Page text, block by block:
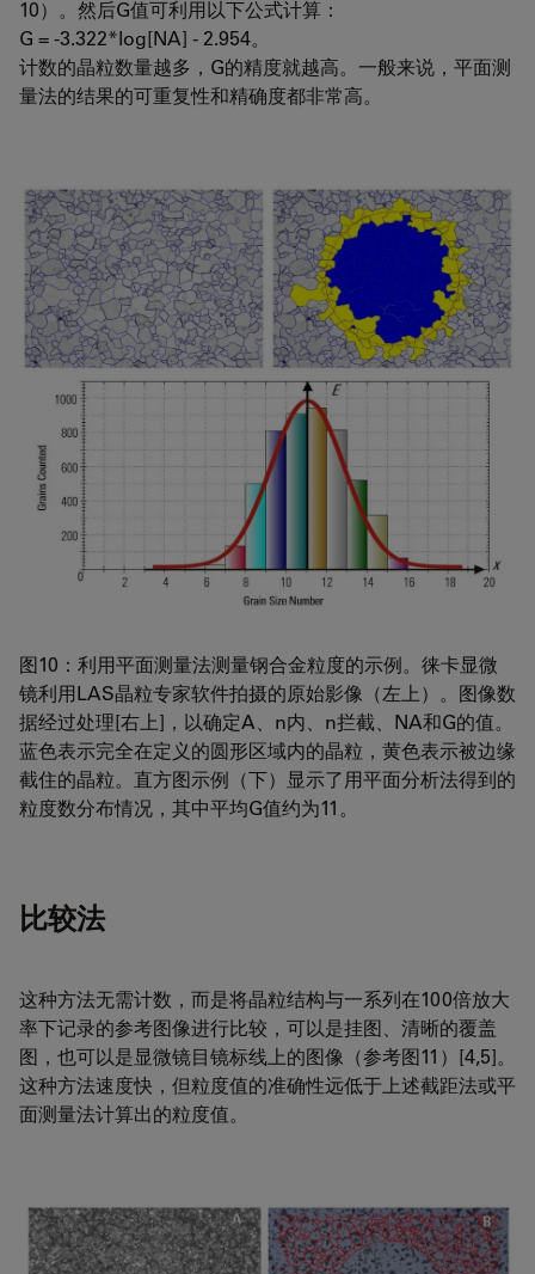
10）。然后G值可利用以下公式计算：
G = -3.322*log[NA] - 2.954。
计数的晶粒数量越多，G的精度就越高。一般来说，平面测
量法的结果的可重复性和精确度都非常高。
图10：利用平面测量法测量钢合金粒度的示例。徕卡显微
镜利用LAS晶粒专家软件拍摄的原始影像（左上）。图像数
据经过处理[右上]，以确定A、n内、n拦截、NA和G的值。
蓝色表示完全在定义的圆形区域内的晶粒，黄色表示被边缘
截住的晶粒。直方图示例（下）显示了用平面分析法得到的
粒度数分布情况，其中平均G值约为11。
比较法
这种方法无需计数，而是将晶粒结构与一系列在100倍放大
率下记录的参考图像进行比较，可以是挂图、清晰的覆盖
图，也可以是显微镜目镜标线上的图像（参考图11）[4,5]。
这种方法速度快，但粒度值的准确性远低于上述截距法或平
面测量法计算出的粒度值。